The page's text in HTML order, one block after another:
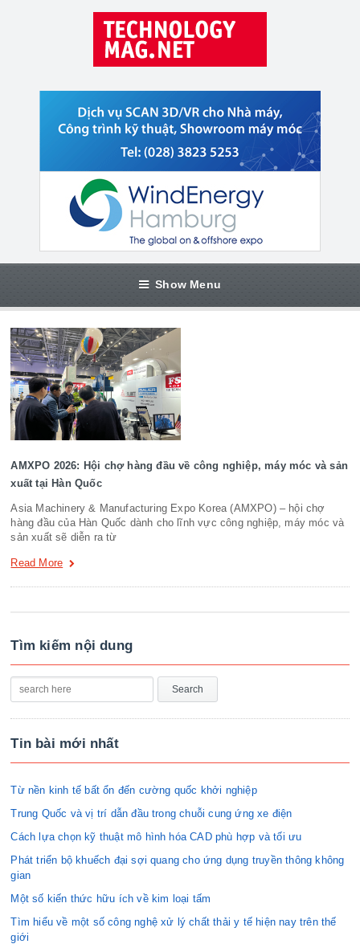
Show Menu
AMXPO 2026: Hội chợ hàng đầu về công nghiệp, máy móc và sản
xuất tại Hàn Quốc
Asia Machinery & Manufacturing Expo Korea (AMXPO) – hội chợ
hàng đầu của Hàn Quốc dành cho lĩnh vực công nghiệp, máy móc và
sản xuất sẽ diễn ra từ
Read More
Tìm kiếm nội dung
Tin bài mới nhất
Từ nền kinh tế bất ổn đến cường quốc khởi nghiệp
Trung Quốc và vị trí dẫn đầu trong chuỗi cung ứng xe điện
Cách lựa chọn kỹ thuật mô hình hóa CAD phù hợp và tối ưu
Phát triển bộ khuếch đại sợi quang cho ứng dụng truyền thông không
gian
Một số kiến thức hữu ích về kim loại tấm
Tìm hiểu về một số công nghệ xử lý chất thải y tế hiện nay trên thế
giới